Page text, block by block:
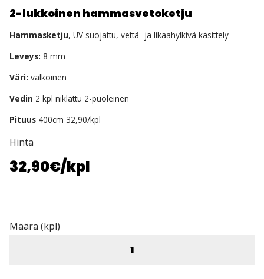
2-lukkoinen hammasvetoketju
Hammasketju, UV suojattu, vettä- ja likaahylkivä käsittely
Leveys: 8 mm
Väri: valkoinen
Vedin 2 kpl niklattu 2-puoleinen
Pituus 400cm 32,90/kpl
Hinta
32,90€/kpl
Määrä (kpl)